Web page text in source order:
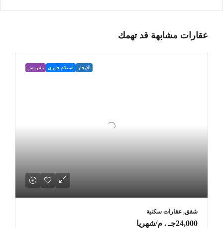
عقارات مشابهة قد تهمك
للإيجار استلام فوري مفروش
شقق, عقارات سكنية
24,000جـ . م /شهريا